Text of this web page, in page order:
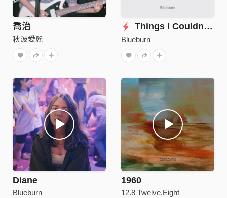
喬治
秋波愛麗
Things I Couldn't Tell You
Blueburn
Diane
Blueburn
1960
12.8 Twelve.Eight